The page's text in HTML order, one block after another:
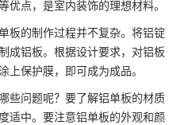
优点，是室内装饰的理想材料。
板的制作过程并不复杂。将铝锭
成铝板。根据设计要求，对铝板
上保护膜，即可成为成品。
些问题呢？要了解铝单板的材质
适中。要注意铝单板的外观和颜